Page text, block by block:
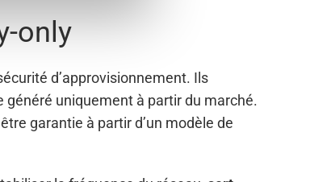
only
d’approvisionnement. Ils
généré uniquement à partir du marché.
garantie à partir d’un modèle de